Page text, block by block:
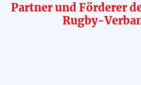
Partner und Förderer
Rugby-